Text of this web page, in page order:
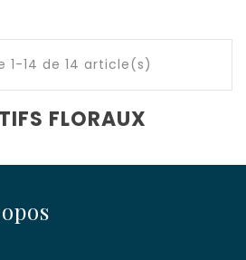
1-14 de 14 article(s)
FLORAUX